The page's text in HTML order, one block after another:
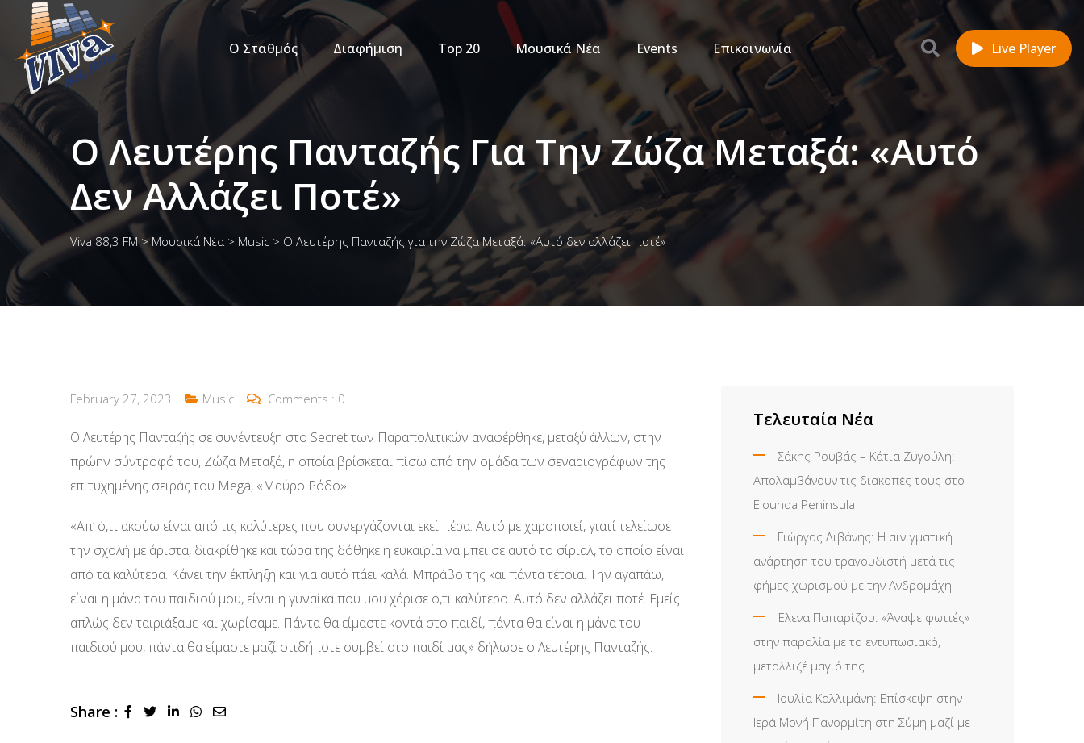
Ο Σταθμός Διαφήμιση Top 20 Μουσικά Νέα Events Επικοινωνία Live Player
Ο Λευτέρης Πανταζής Για Την Ζώζα Μεταξά: «Αυτό
Δεν Αλλάζει Ποτέ»
Viva 88,3 FM> Μουσικά Νέα > Music > Ο Λευτέρης Πανταζής για την Ζώζα Μεταξά: «Αυτό δεν αλλάζει ποτέ»
February 27, 2023 Music Comments : 0
Ο Λευτέρης Πανταζής σε συνέντευξη στο Secret των Παραπολιτικών αναφέρθηκε, μεταξύ άλλων, στην
πρώην σύντροφό του, Ζώζα Μεταξά, η οποία βρίσκεται πίσω από την ομάδα των σεναριογράφων της
επιτυχημένης σειράς του Mega, «Μαύρο Ρόδο».
«Απ’ ό,τι ακούω είναι από τις καλύτερες που συνεργάζονται εκεί πέρα. Αυτό με χαροποιεί, γιατί τελείωσε
την σχολή με άριστα, διακρίθηκε και τώρα της δόθηκε η ευκαιρία να μπει σε αυτό το σίριαλ, το οποίο είναι
από τα καλύτερα. Κάνει την έκπληξη και για αυτό πάει καλά. Μπράβο της και πάντα τέτοια. Την αγαπάω,
είναι η μάνα του παιδιού μου, είναι η γυναίκα που μου χάρισε ό,τι καλύτερο. Αυτό δεν αλλάζει ποτέ. Εμείς
απλώς δεν ταιριάξαμε και χωρίσαμε. Πάντα θα είμαστε κοντά στο παιδί, πάντα θα είναι η μάνα του
παιδιού μου, πάντα θα είμαστε μαζί οτιδήποτε συμβεί στο παιδί μας» δήλωσε ο Λευτέρης Πανταζής.
Share : LinkedInWhatsapp
Share
Τελευταία Νέα
Σάκης Ρουβάς – Κάτια Ζυγούλη:
Απολαμβάνουν τις διακοπές τους στο
Elounda Peninsula
Γιώργος Λιβάνης: Η αινιγματική
ανάρτηση του τραγουδιστή μετά τις
φήμες χωρισμού με την Ανδρομάχη
Έλενα Παπαρίζου: «Άναψε φωτιές»
στην παραλία με το εντυπωσιακό,
μεταλλιζέ μαγιό της
Ιουλία Καλλιμάνη: Επίσκεψη στην
Ιερά Μονή Πανορμίτη στη Σύμη μαζί με